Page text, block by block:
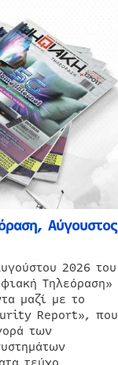
Αύγουστος
2026 του
Τηλεόραση»
μαζί με το
Report», που
των